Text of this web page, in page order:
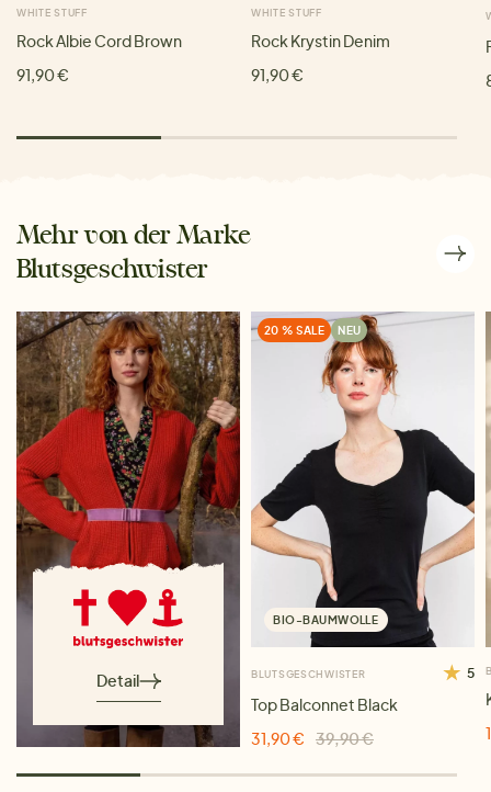
WHITE STUFF
Rock Albie Cord Brown
91,90 €
WHITE STUFF
Rock Krystin Denim
91,90 €
Mehr von der Marke
Blutsgeschwister
Detail
20 % SALE NEU
BIO-BAUMWOLLE
BLUTSGESCHWISTER 5
Top Balconnet Black
31,90 €
39,90 €